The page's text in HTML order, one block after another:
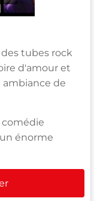
tubes rock
d'amour et
de
énorme